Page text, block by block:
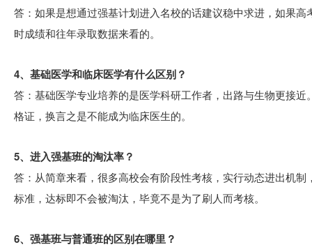
答：如果是想通过强基计划进入名校的话建议稳中求进，如果
时成绩和往年录取数据来看的。
4、基础医学和临床医学有什么区别？
答：基础医学专业培养的是医学科研工作者，出路与生物更接
格证，换言之是不能成为临床医生的。
5、进入强基班的淘汰率？
答：从简章来看，很多高校会有阶段性考核，实行动态进出机
标准，达标即不会被淘汰，毕竟不是为了刷人而考核。
6、强基班与普通班的区别在哪里？